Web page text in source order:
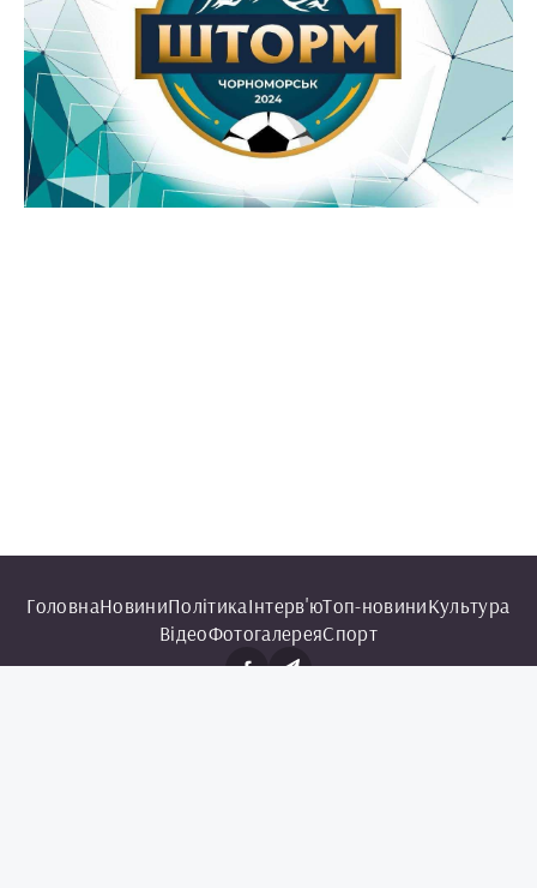
ГоловнаНовиниПолітикаІнтерв'юТоп-новиниКультура
ВідеоФотогалереяСпорт